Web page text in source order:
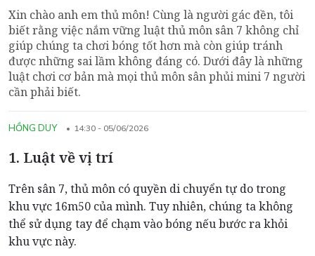
Xin chào anh em thủ môn! Cùng là người gác đền, tôi
biết rằng việc nắm vững luật thủ môn sân 7 không chỉ
giúp chúng ta chơi bóng tốt hơn mà còn giúp tránh
được những sai lầm không đáng có. Dưới đây là những
luật chơi cơ bản mà mọi thủ môn sân phủi mini 7 người
cần phải biết.
HỒNG DUY 14:30 - 05/06/2026
1. Luật về vị trí
Trên sân 7, thủ môn có quyền di chuyển tự do trong
khu vực 16m50 của mình. Tuy nhiên, chúng ta không
thể sử dụng tay để chạm vào bóng nếu bước ra khỏi
khu vực này.